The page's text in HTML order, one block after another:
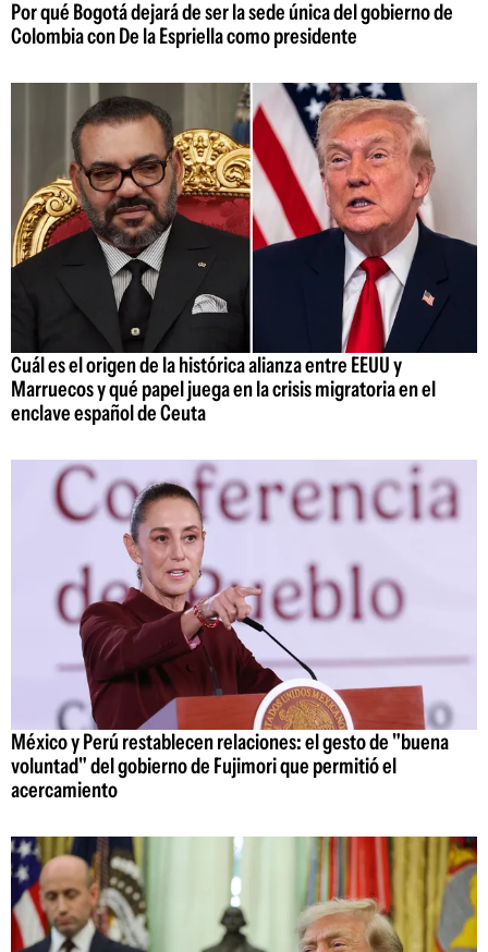
Por qué Bogotá dejará de ser la sede única del gobierno de
Colombia con De la Espriella como presidente
Cuál es el origen de la histórica alianza entre EEUU y
Marruecos y qué papel juega en la crisis migratoria en el
enclave español de Ceuta
México y Perú restablecen relaciones: el gesto de "buena
voluntad" del gobierno de Fujimori que permitió el
acercamiento